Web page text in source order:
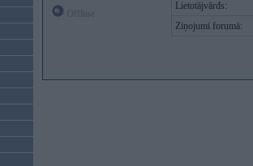
Lietotājvārds:
Ziņojumi forumā: